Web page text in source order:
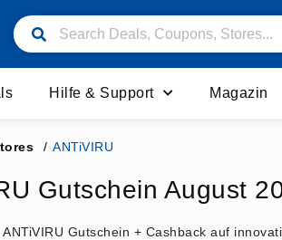
Hilfe & Support Magazin
/ ANTiVIRU
Gutschein August
Gutschein + Cashback auf